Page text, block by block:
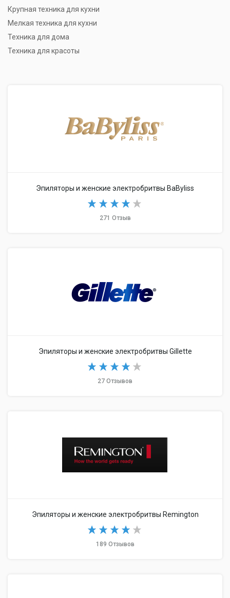
Крупная техника для кухни
Мелкая техника для кухни
Техника для дома
Техника для красоты
Эпиляторы и женские электробритвы BaByliss
271 Отзыв
Эпиляторы и женские электробритвы Gillette
27 Отзывов
Эпиляторы и женские электробритвы Remington
189 Отзывов